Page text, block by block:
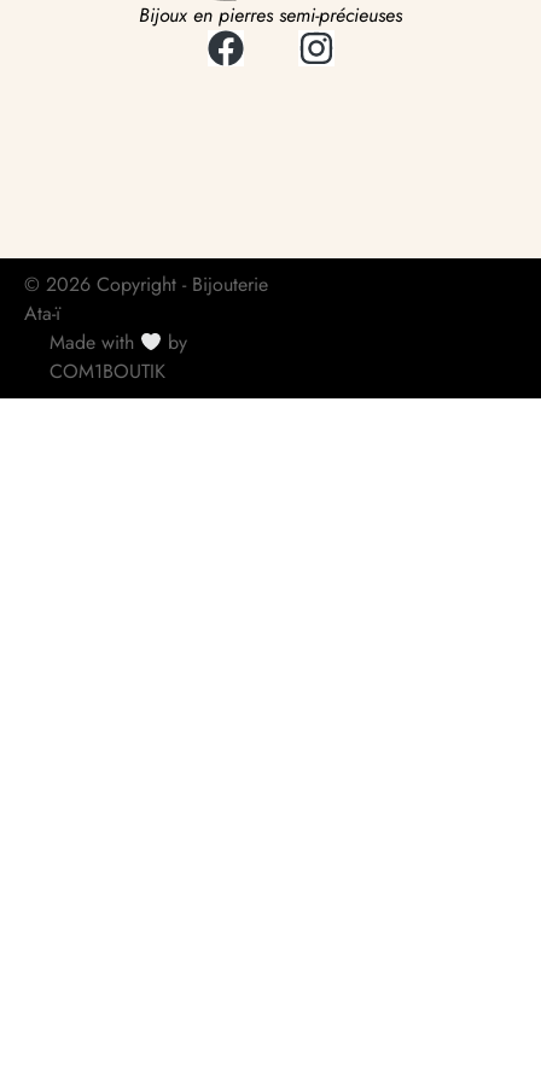
Bijoux en pierres semi-précieuses
© 2026 Copyright - Bijouterie
Ata-ï
Made with
by
COM1BOUTIK